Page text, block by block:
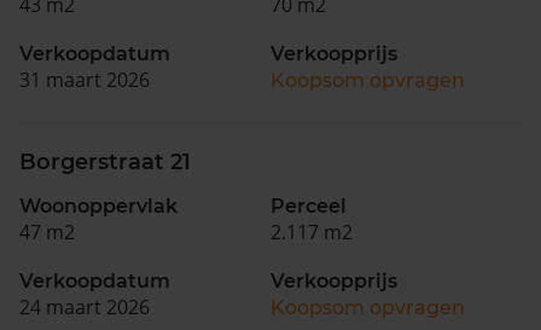
Verkoopdatum
31 maart 2026
Verkoopprijs
Koopsom opvragen
Borgerstraat 21
Woonoppervlak
47 m2
Perceel
2.117 m2
Verkoopdatum
24 maart 2026
Verkoopprijs
Koopsom opvragen